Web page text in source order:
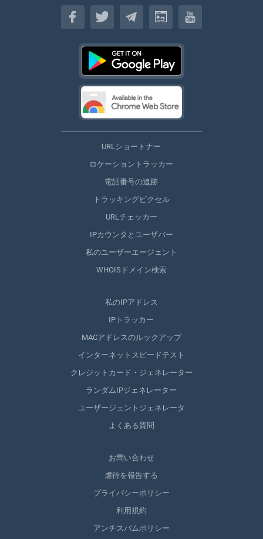
日本
URLショートナー
ロケーショントラッカー
電話番号の追跡
トラッキングピクセル
URLチェッカー
IPカウンタとユーザバー
私のユーザーエージェント
WHOISドメイン検索
私のIPアドレス
IPトラッカー
MACアドレスのルックアップ
インターネットスピードテスト
クレジットカード・ジェネレーター
ランダムIPジェネレーター
ユーザージェントジェネレータ
よくある質問
お問い合わせ
虐待を報告する
プライバシーポリシー
利用規約
アンチスパムポリシー